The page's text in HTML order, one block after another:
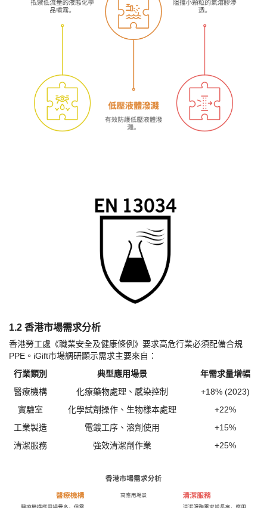
1.2 香港市場需求分析
香港勞工處《職業安全及健康條例》要求高危行業必須配備合規
PPE。iGift市場調研顯示需求主要來自：
行業類別
典型應用場景
年需求量增幅
醫療機構
化療藥物處理、感染控制
+18% (2023)
實驗室
化學試劑操作、生物樣本處理
+22%
工業製造
電鍍工序、溶劑使用
+15%
清潔服務
強效清潔劑作業 +25%